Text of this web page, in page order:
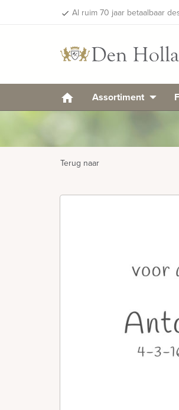
done Al ruim 70 jaar betaalbaar
Assortiment
Terug naar